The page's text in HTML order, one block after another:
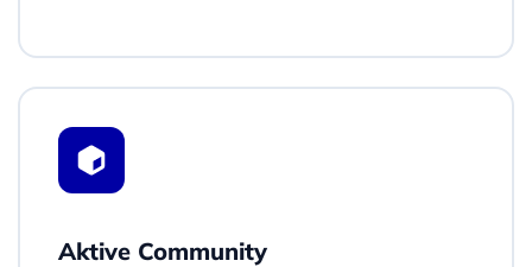
Aktive Community